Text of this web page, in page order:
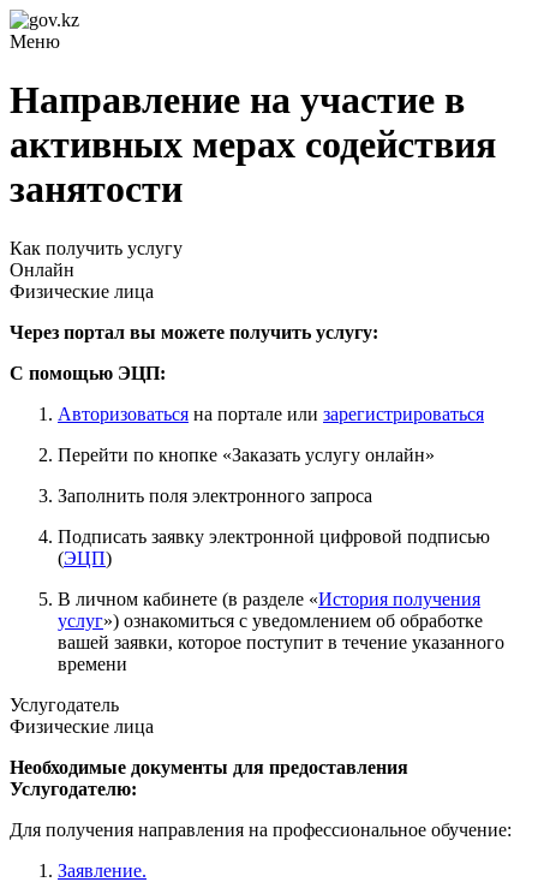
Меню
Направление на участие в
активных мерах содействия
занятости
Как получить услугу
Онлайн
Физические лица
Через портал вы можете получить услугу:
С помощью ЭЦП:
Авторизоваться на портале или зарегистрироваться
Перейти по кнопке «Заказать услугу онлайн»
Заполнить поля электронного запроса
Подписать заявку электронной цифровой подписью
(ЭЦП)
В личном кабинете (в разделе «История получения
услуг») ознакомиться с уведомлением об обработке
вашей заявки, которое поступит в течение указанного
времени
Услугодатель
Физические лица
Необходимые документы для предоставления
Услугодателю:
Для получения направления на профессиональное обучение:
Заявление.